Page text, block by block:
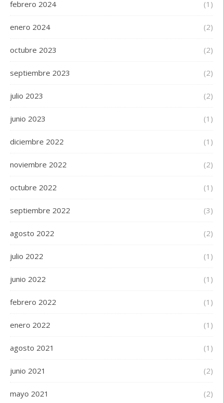
febrero 2024 (1)
enero 2024 (2)
octubre 2023 (2)
septiembre 2023 (2)
julio 2023 (2)
junio 2023 (1)
diciembre 2022 (1)
noviembre 2022 (2)
octubre 2022 (1)
septiembre 2022 (3)
agosto 2022 (2)
julio 2022 (1)
junio 2022 (1)
febrero 2022 (1)
enero 2022 (1)
agosto 2021 (1)
junio 2021 (2)
mayo 2021 (2)